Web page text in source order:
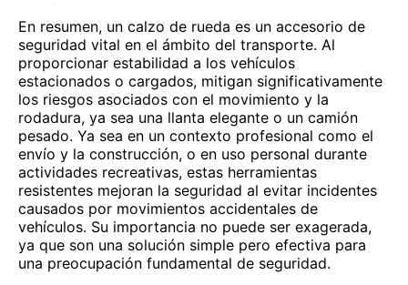
En resumen, un calzo de rueda es un accesorio de
seguridad vital en el ámbito del transporte. Al
proporcionar estabilidad a los vehículos
estacionados o cargados, mitigan significativamente
los riesgos asociados con el movimiento y la
rodadura, ya sea una llanta elegante o un camión
pesado. Ya sea en un contexto profesional como el
envío y la construcción, o en uso personal durante
actividades recreativas, estas herramientas
resistentes mejoran la seguridad al evitar incidentes
causados por movimientos accidentales de
vehículos. Su importancia no puede ser exagerada,
ya que son una solución simple pero efectiva para
una preocupación fundamental de seguridad.